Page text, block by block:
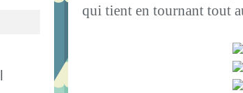
qui tient en tournant tout